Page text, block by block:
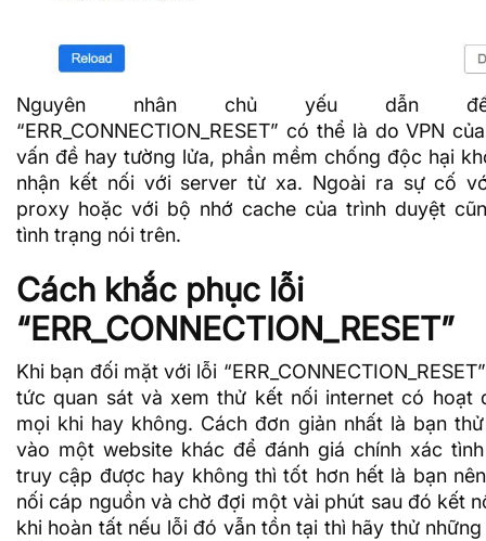
Nguyên nhân chủ yếu dẫn
“ERR_CONNECTION_RESET” có thể là doVPN
vấn đề hay tường lửa, phần mềm chống độc hại
nhận kết nối với server từ xa. Ngoài ra sự cố
proxy hoặc với bộ nhớ cache của trình duyệt
tình trạng nói trên.
Cách khắc phục lỗi
“ERR_CONNECTION_RESET”
Khi bạn đối mặt với lỗi
tức quan sát và xem thử kết nối internet có hoạt
mọi khi hay không. Cách đơn giản nhất là bạn
vào một website khác để đánh giá chính xác
truy cập được hay không thì tốt hơn hết là bạn
nối cáp nguồn và chờ đợi một vài phút sau đó kết
khi hoàn tất nếu lỗi đó vẫn tồn tại thì hãy thử